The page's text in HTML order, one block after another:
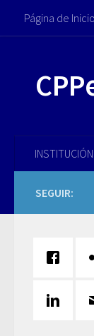
Saltar al
Página de Inicio
INSTITUCIÓN
SEGUIR: